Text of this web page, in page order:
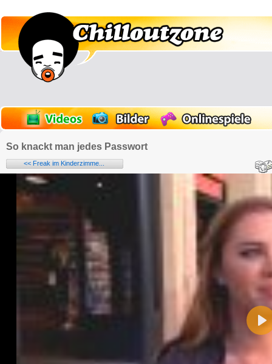
So knackt man jedes Passwort
<< Freak im Kinderzimme...